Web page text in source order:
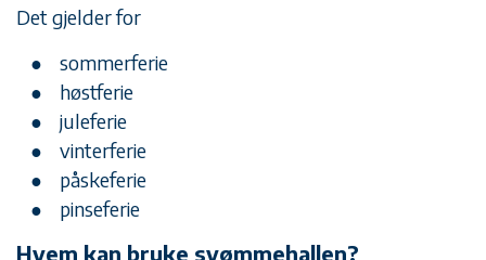
Det gjelder for
sommerferie
høstferie
juleferie
vinterferie
påskeferie
pinseferie
Hvem kan bruke svømmehallen?